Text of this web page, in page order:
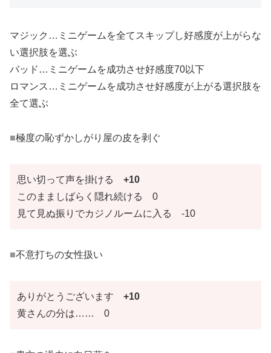
マジック…ミニゲームを全てスキップし好感度が上がらな
い選択肢を選ぶ
バッド…ミニゲームを成功させ好感度70以下
ロマンス…ミニゲームを成功させ好感度が上がる選択肢を
全て選ぶ
■極度の恥ずかしがり屋の皮を剥ぐ
思い切って声を掛ける +10
このまましばらく隠れ続ける 0
見て見ぬ振りでカジノルームに入る -10
■不意打ちの女性扱い
ありがとうございます +10
黄さんの分は…… 0